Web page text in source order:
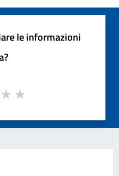
le informazioni